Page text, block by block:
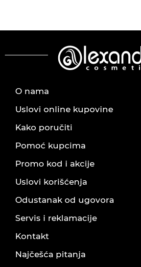
O nama
Uslovi online kupovine
Kako poručiti
Pomoć kupcima
Promo kod i akcije
Uslovi korišćenja
Odustanak od ugovora
Servis i reklamacije
Kontakt
Najčešća pitanja